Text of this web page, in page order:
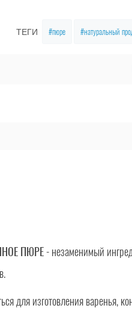
ТЕГИ пюре натуральный
ПЮРЕ- незаменимый
для изготовления варенья,